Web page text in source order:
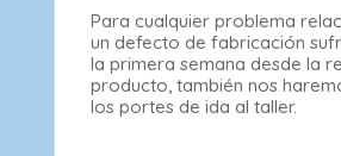
Para cualquier problema
un defecto de fabricación
la primera semana desde la
producto, también nos
los portes de ida al taller.